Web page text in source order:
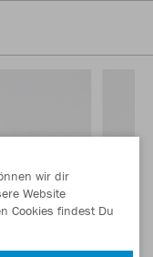
wir dir
Website
Cookies findest Du